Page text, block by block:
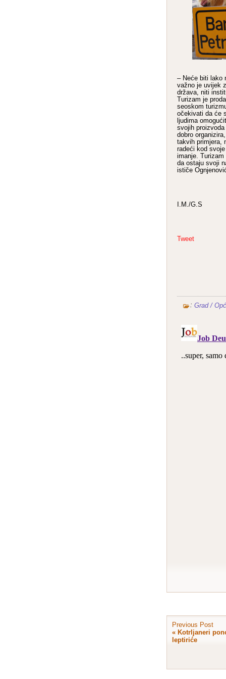
– Neće biti lako
važno je uvijek
država, niti
Turizam je
seoskom
očekivati da će
ljudima
svojih
dobro
takvih primjera,
radeći kod
imanje.
da ostaju svoji
ističe
I.M./G.S
Tweet
: Grad /
Previous Post
« Kotrljaneri
leptiriće